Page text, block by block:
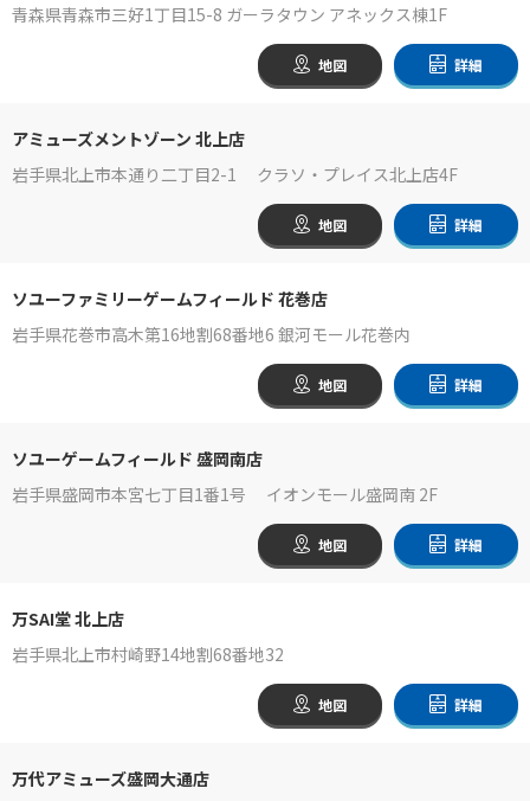
青森県青森市三好1丁目15-8 ガーラタウン アネックス棟1F
地図 詳細
アミューズメントゾーン 北上店
岩手県北上市本通り二丁目2-1 クラソ・プレイス北上店4F
地図 詳細
ソユーファミリーゲームフィールド 花巻店
岩手県花巻市高木第16地割68番地6 銀河モール花巻内
地図 詳細
ソユーゲームフィールド 盛岡南店
岩手県盛岡市本宮七丁目1番1号 イオンモール盛岡南 2F
地図 詳細
万SAI堂 北上店
岩手県北上市村崎野14地割68番地32
地図 詳細
万代アミューズ盛岡大通店